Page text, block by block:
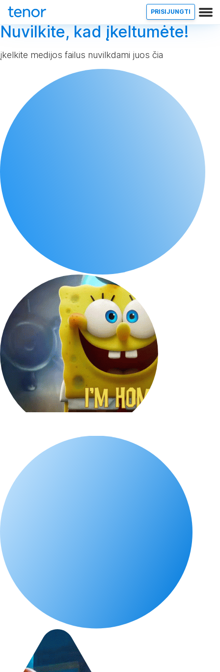
PRISIJUNGTI
Nuvilkite, kad įkeltumėte!
įkelkite medijos failus nuvilkdami juos čia